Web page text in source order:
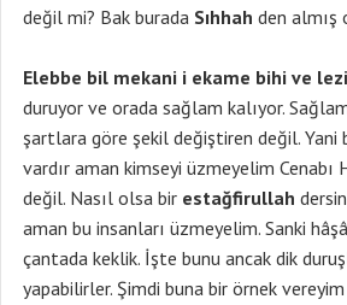
değil mi? Bak burada Sıhhah den almış
Elebbe bil mekani i ekame bihi ve
duruyor ve orada sağlam kalıyor.
şartlara göre şekil değiştiren değil. Yani
vardır aman kimseyi üzmeyelim Cenabı
değil. Nasıl olsa bir estağfirullah
aman bu insanları üzmeyelim. Sanki
çantada keklik. İşte bunu ancak dik
yapabilirler. Şimdi buna bir örnek vereyim